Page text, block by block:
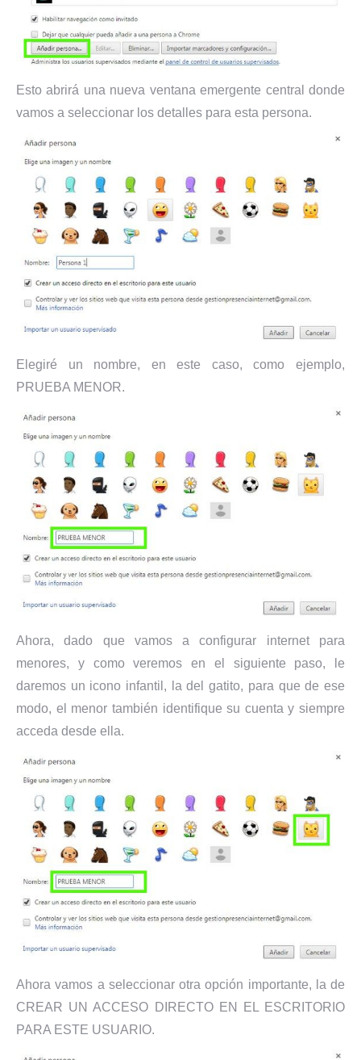
Esto abrirá una nueva ventana emergente central donde
vamos a seleccionar los detalles para esta persona.
Elegiré un nombre, en este caso, como ejemplo,
PRUEBA MENOR.
Ahora, dado que vamos a configurar internet para
menores, y como veremos en el siguiente paso, le
daremos un icono infantil, la del gatito, para que de ese
modo, el menor también identifique su cuenta y siempre
acceda desde ella.
Ahora vamos a seleccionar otra opción importante, la de
CREAR UN ACCESO DIRECTO EN EL ESCRITORIO
PARA ESTE USUARIO.